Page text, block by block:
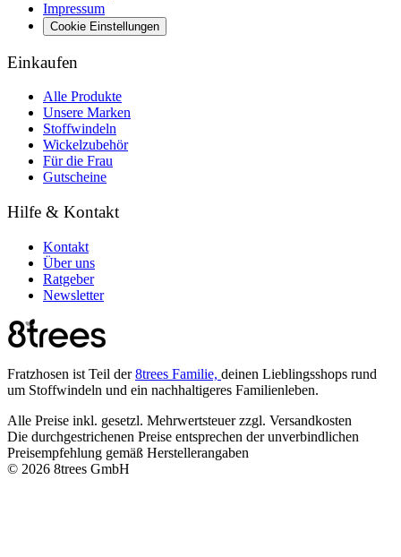
Impressum
Cookie Einstellungen
Einkaufen
Alle Produkte
Unsere Marken
Stoffwindeln
Wickelzubehör
Für die Frau
Gutscheine
Hilfe & Kontakt
Kontakt
Über uns
Ratgeber
Newsletter
Fratzhosen ist Teil der8trees Familie, deinen Lieblingsshops rund
um Stoffwindeln und ein nachhaltigeres Familienleben.
Alle Preise inkl. gesetzl. Mehrwertsteuer zzgl. Versandkosten
Die durchgestrichenen Preise entsprechen der unverbindlichen
Preisempfehlung gemäß Herstellerangaben
© 2026 8trees GmbH